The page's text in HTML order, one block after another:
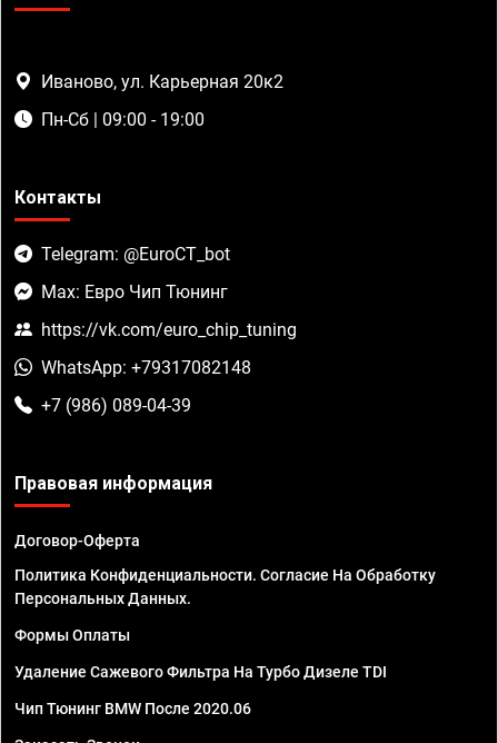
Иваново, ул. Карьерная 20к2
Пн-Сб | 09:00 - 19:00
Контакты
Telegram: @EuroCT_bot
Max: Евро Чип Тюнинг
https://vk.com/euro_chip_tuning
WhatsApp: +79317082148
+7 (986) 089-04-39
Правовая информация
Договор-Оферта
Политика Конфиденциальности. Согласие На Обработку
Персональных Данных.
Формы Оплаты
Удаление Сажевого Фильтра На Турбо Дизеле TDI
Чип Тюнинг BMW После 2020.06